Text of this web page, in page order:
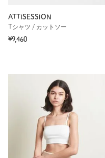
ATTISESSION
Tシャツ / カットソー
¥9,460